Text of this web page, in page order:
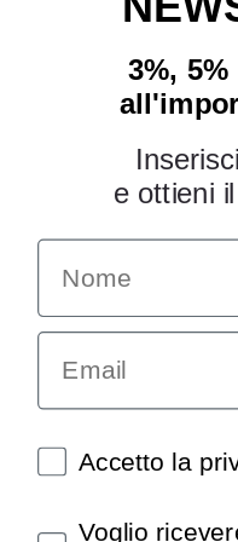
INFORMAZIONI
Chi siamo
Condizioni generali
Garanzia
Richiesta assistenza
Pagamenti e spedizioni
Utilizzo dei cookies
3%,
e ottieni
Name
Email
Spunte
Accetto la
Spunte
Voglio